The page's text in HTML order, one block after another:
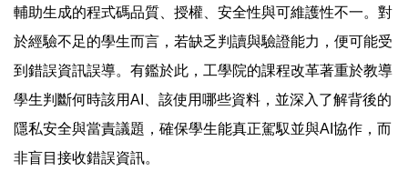
輔助生成的程式碼品質、授權、安全性與可維護性不一。對
於經驗不足的學生而言，若缺乏判讀與驗證能力，便可能受
到錯誤資訊誤導。有鑑於此，工學院的課程改革著重於教導
學生判斷何時該用AI、該使用哪些資料，並深入了解背後的
隱私安全與當責議題，確保學生能真正駕馭並與AI協作，而
非盲目接收錯誤資訊。